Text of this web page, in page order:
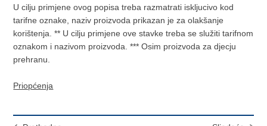
U cilju primjene ovog popisa treba razmatrati iskljucivo kod
tarifne oznake, naziv proizvoda prikazan je za olakšanje
korištenja. ** U cilju primjene ove stavke treba se služiti tarifnom
oznakom i nazivom proizvoda. *** Osim proizvoda za djecju
prehranu.
Priopćenja